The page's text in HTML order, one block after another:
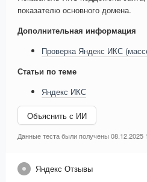
показателю основного домена.
Дополнительная информация
Проверка Яндекс ИКС
Статьи по теме
Яндекс ИКС
Объяснить с ИИ
Данные теста были получены 08.12.2025
Яндекс Отзывы